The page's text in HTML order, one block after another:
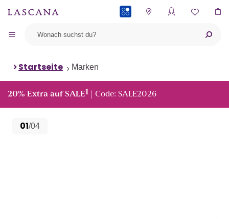
Startseite Marken
20% Extra auf SALE1 | Code: SALE2026
01/04